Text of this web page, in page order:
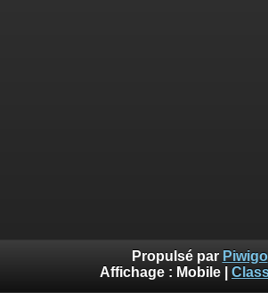
Propulsé par Piwigo
Affichage : Mobile